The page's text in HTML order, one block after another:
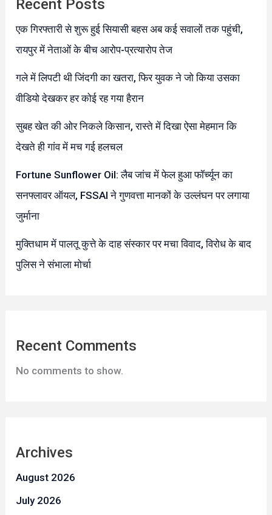
Recent Posts
एक गिरफ्तारी से शुरू हुई सियासी बहस अब कई सवालों तक पहुंची,
रायपुर में नेताओं के बीच आरोप-प्रत्यारोप तेज
गले में लिपटी थी जिंदगी का खतरा, फिर युवक ने जो किया उसका
वीडियो देखकर हर कोई रह गया हैरान
सुबह खेत की ओर निकले किसान, रास्ते में दिखा ऐसा मेहमान कि
देखते ही गांव में मच गई हलचल
Fortune Sunflower Oil: लैब जांच में फेल हुआ फॉर्च्यून का
सनफ्लावर ऑयल, FSSAI ने गुणवत्ता मानकों के उल्लंघन पर लगाया
जुर्माना
मुक्तिधाम में पालतू कुत्ते के दाह संस्कार पर मचा विवाद, विरोध के बाद
पुलिस ने संभाला मोर्चा
Recent Comments
No comments to show.
Archives
August 2026
July 2026